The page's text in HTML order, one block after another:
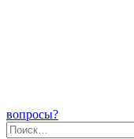
вопросы?
Найти: